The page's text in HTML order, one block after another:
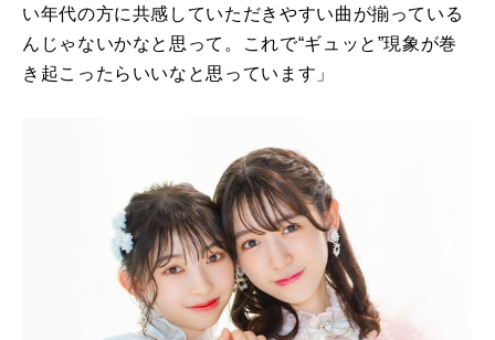
い年代の方に共感していただきやすい曲が揃っている
んじゃないかなと思って。これで“ギュッと”現象が巻
き起こったらいいなと思っています」